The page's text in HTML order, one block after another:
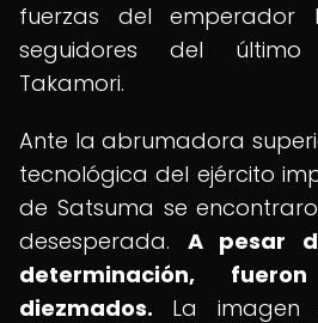
fuerzas del emperador
seguidores del último
Takamori.
Ante la abrumadora
tecnológica del ejército
de Satsuma se
desesperada. A pesar
determinación,
diezmados. La imagen